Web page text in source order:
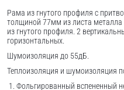
Рама из гнутого профиля с
толщиной 77мм из листа
из гнутого профиля. 2
горизонтальных.
Шумоизоляция до 55дБ.
Теплоизоляция и шумоизоляция
Фольгированный вспененный